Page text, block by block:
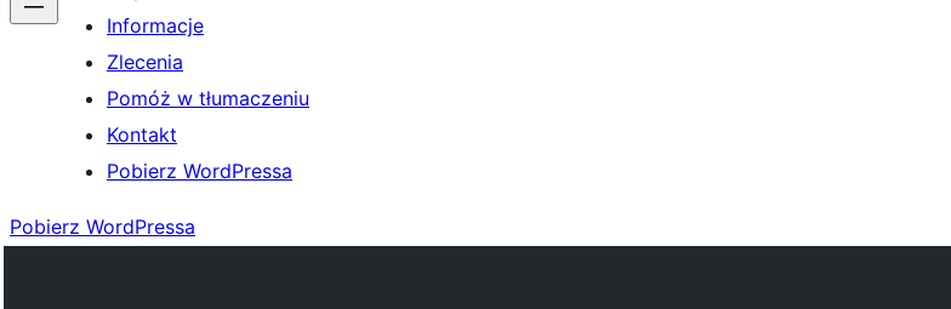
Informacje
Zlecenia
Pomóż w tłumaczeniu
Kontakt
Pobierz WordPressa
Pobierz WordPressa